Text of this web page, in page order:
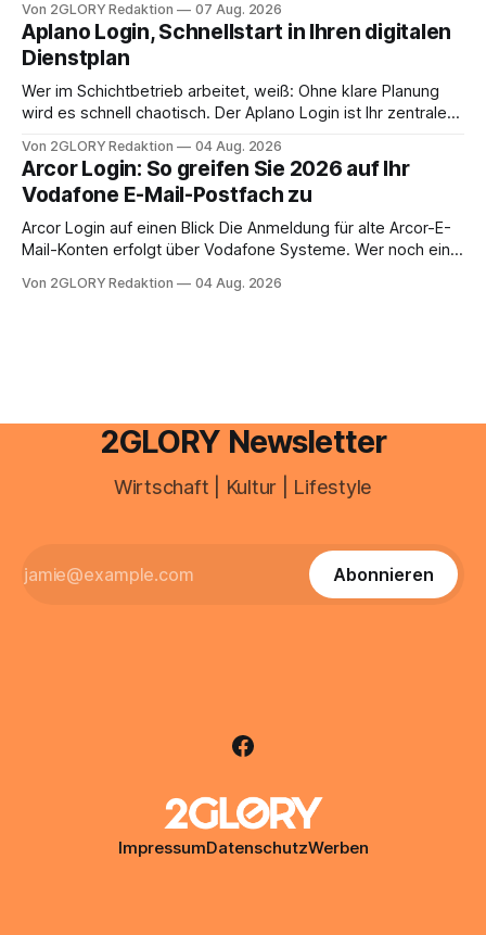
erledigen? Die kurze Antwort: Bei einfachen
Einkommensverhältnissen reicht häufig eine Steuersoftware
aus – sobald jedoch mehrere Einkunftsarten
zusammentreffen oder größere finanzielle Veränderungen
anstehen, zahlt sich professionelle Unterstützung meist
Von 2GLORY Redaktion 07 Aug. 2026
Aplano Login, Schnellstart in Ihren digitalen
Dienstplan
Wer im Schichtbetrieb arbeitet, weiß: Ohne klare Planung
wird es schnell chaotisch. Der Aplano Login ist Ihr zentraler
abwesenheiten und die gesamte kommunikation rund um
Ihr personal digital zu organisieren. In diesem Leitfaden
erfahren Sie alles, was Sie für einen reibungslosen Einstieg
brauchen, von der Registrierung
Von 2GLORY Redaktion 04 Aug. 2026
Arcor Login: So greifen Sie 2026 auf Ihr
Vodafone E-Mail-Postfach zu
Arcor Login auf einen Blick Die Anmeldung für alte Arcor-E-
Mail-Konten erfolgt über Vodafone Systeme. Wer noch eine
besitzt, loggt sich heute über das Vodafone E-Mail & Cloud
Von 2GLORY Redaktion 04 Aug. 2026
2GLORY Newsletter
Wirtschaft | Kultur | Lifestyle
Abonnieren
ImpressumDatenschutzWerben